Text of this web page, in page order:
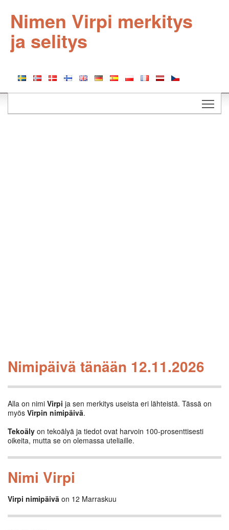
Nimen Virpi merkitys
ja selitys
Nimipäivä tänään 12.11.2026
Alla on nimi Virpi ja sen merkitys useista eri lähteistä. Tässä on
myös Virpin nimipäivä.
Tekoäly on tekoälyä ja tiedot ovat harvoin 100-prosenttisesti
oikeita, mutta se on olemassa uteliaille.
Nimi Virpi
Virpi nimipäivä on 12 Marraskuu